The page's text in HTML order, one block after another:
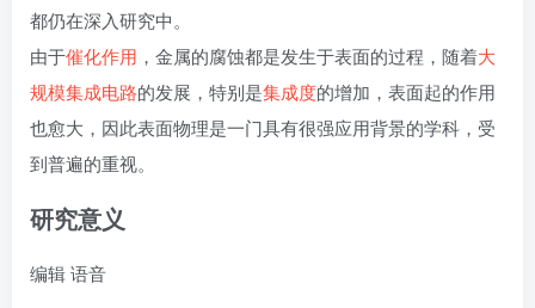
都仍在深入研究中。
由于催化作用 ，金属的腐蚀都是发生于表面的过程，随着大
规模集成电路的发展，特别是集成度的增加，表面起的作用
也愈大，因此表面物理是一门具有很强应用背景的学科，受
到普遍的重视。
研究意义
编辑语音